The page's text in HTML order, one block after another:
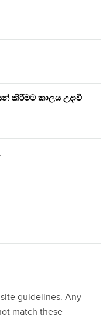
කිරීමට කාලය උදාවී
guidelines. Any
match these